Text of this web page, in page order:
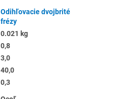
Odihľovacie dvojbrité
frézy
0.021 kg
0,8
3,0
40,0
0,3